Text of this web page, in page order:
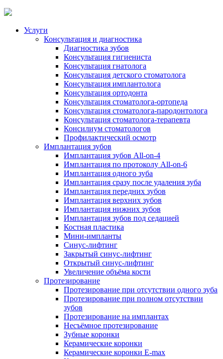
Услуги
Консультация и диагностика
Диагностика зубов
Консультация гигиениста
Консультация гнатолога
Консультация детского стоматолога
Консультация имплантолога
Консультация ортодонта
Консультация стоматолога-ортопеда
Консультация стоматолога-пародонтолога
Консультация стоматолога-терапевта
Консилиум стоматологов
Профилактический осмотр
Имплантация зубов
Имплантация зубов All-on-4
Имплантация по протоколу All-on-6
Имплантация одного зуба
Имплантация сразу после удаления зуба
Имплантация передних зубов
Имплантация верхних зубов
Имплантация нижних зубов
Имплантация зубов под седацией
Костная пластика
Мини-импланты
Синус-лифтинг
Закрытый синус-лифтинг
Открытый синус-лифтинг
Увеличение объёма кости
Протезирование
Протезирование при отсутствии одного зуба
Протезирование при полном отсутствии
зубов
Протезирование на имплантах
Несъёмное протезирование
Зубные коронки
Керамические коронки
Керамические коронки E-max